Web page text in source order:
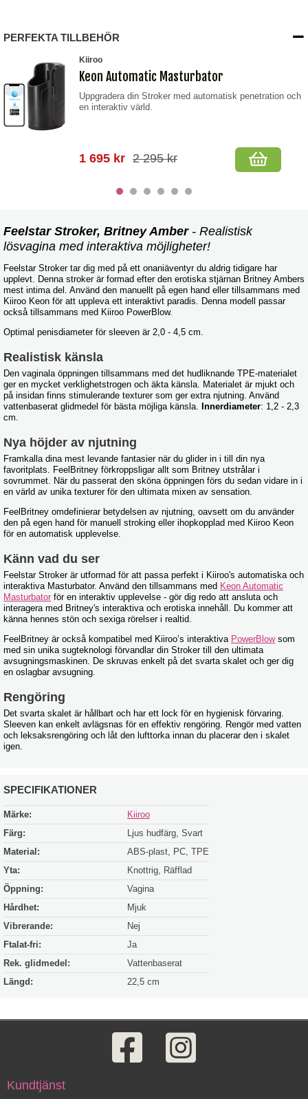
PERFEKTA TILLBEHÖR
Kiiroo
Keon Automatic Masturbator
Uppgradera din Stroker med automatisk penetration och
en interaktiv värld.
1 695 kr 2 295 kr
Feelstar Stroker, Britney Amber - Realistisk
lösvagina med interaktiva möjligheter!
Feelstar Stroker tar dig med på ett onaniäventyr du aldrig tidigare har
upplevt. Denna stroker är formad efter den erotiska stjärnan Britney Ambers
mest intima del. Använd den manuellt på egen hand eller tillsammans med
Kiiroo Keon för att uppleva ett interaktivt paradis. Denna modell passar
också tillsammans med Kiiroo PowerBlow.
Optimal penisdiameter för sleeven är 2,0 - 4,5 cm.
Realistisk känsla
Den vaginala öppningen tillsammans med det hudliknande TPE-materialet
ger en mycket verklighetstrogen och äkta känsla. Materialet är mjukt och
på insidan finns stimulerande texturer som ger extra njutning. Använd
vattenbaserat glidmedel för bästa möjliga känsla. Innerdiameter: 1,2 - 2,3
cm.
Nya höjder av njutning
Framkalla dina mest levande fantasier när du glider in i till din nya
favoritplats. FeelBritney förkroppsligar allt som Britney utstrålar i
sovrummet. När du passerat den sköna öppningen förs du sedan vidare in i
en värld av unika texturer för den ultimata mixen av sensation.
FeelBritney omdefinierar betydelsen av njutning, oavsett om du använder
den på egen hand för manuell stroking eller ihopkopplad med Kiiroo Keon
för en automatisk upplevelse.
Känn vad du ser
Feelstar Stroker är utformad för att passa perfekt i Kiiroo's automatiska och
interaktiva Masturbator. Använd den tillsammans med Keon Automatic
Masturbator för en interaktiv upplevelse - gör dig redo att ansluta och
interagera med Britney's interaktiva och erotiska innehåll. Du kommer att
känna hennes stön och sexiga rörelser i realtid.
FeelBritney är också kompatibel med Kiiroo’s interaktiva PowerBlowsom
med sin unika sugteknologi förvandlar din Stroker till den ultimata
avsugningsmaskinen. De skruvas enkelt på det svarta skalet och ger dig
en oslagbar avsugning.
Rengöring
Det svarta skalet är hållbart och har ett lock för en hygienisk förvaring.
Sleeven kan enkelt avlägsnas för en effektiv rengöring. Rengör med vatten
och leksaksrengöring och låt den lufttorka innan du placerar den i skalet
igen.
SPECIFIKATIONER
Märke:
Kiiroo
Färg:
Ljus hudfärg, Svart
Material:
ABS-plast, PC, TPE
Yta:
Knottrig, Räfflad
Öppning:
Vagina
Hårdhet:
Mjuk
Vibrerande:
Nej
Ftalat-fri:
Ja
Rek. glidmedel:
Vattenbaserat
Längd:
22,5 cm
Kundtjänst